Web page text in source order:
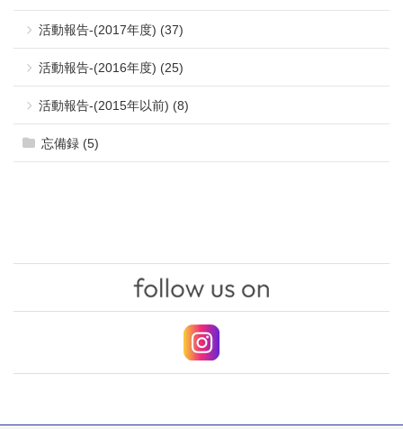
活動報告-(2017年度) (37)
活動報告-(2016年度) (25)
活動報告-(2015年以前) (8)
忘備録 (5)